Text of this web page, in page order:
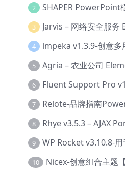
2
3
4
5
6
7
8
9
10